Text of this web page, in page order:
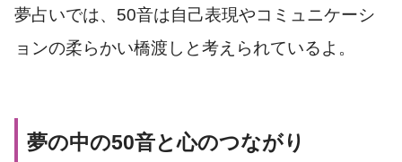
夢占いでは、50音は自己表現やコミュニケーシ
ョンの柔らかい橋渡しと考えられているよ。
夢の中の50音と心のつながり